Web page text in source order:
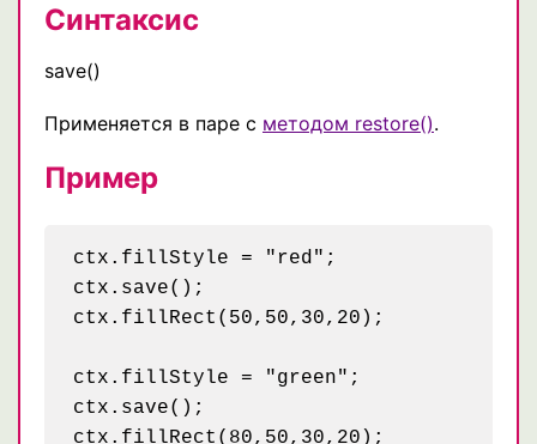
Синтаксис
save()
Применяется в паре с методом restore().
Пример
ctx.fillStyle = "red";
ctx.save();
ctx.fillRect(50,50,30,20);
ctx.fillStyle = "green";
ctx.save();
ctx.fillRect(80,50,30,20);